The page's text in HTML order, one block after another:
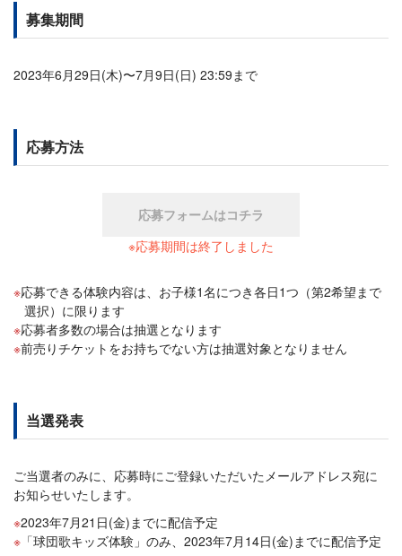
募集期間
2023年6月29日(木)〜7月9日(日) 23:59まで
応募方法
応募フォームはコチラ
※応募期間は終了しました
応募できる体験内容は、お子様1名につき各日1つ（第2希望まで
選択）に限ります
応募者多数の場合は抽選となります
前売りチケットをお持ちでない方は抽選対象となりません
当選発表
ご当選者のみに、応募時にご登録いただいたメールアドレス宛に
お知らせいたします。
2023年7月21日(金)までに配信予定
「球団歌キッズ体験」のみ、2023年7月14日(金)までに配信予定